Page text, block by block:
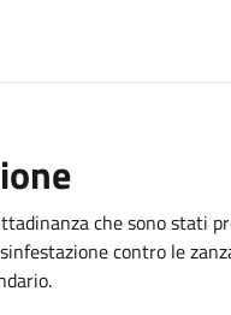
che sono stati
contro le